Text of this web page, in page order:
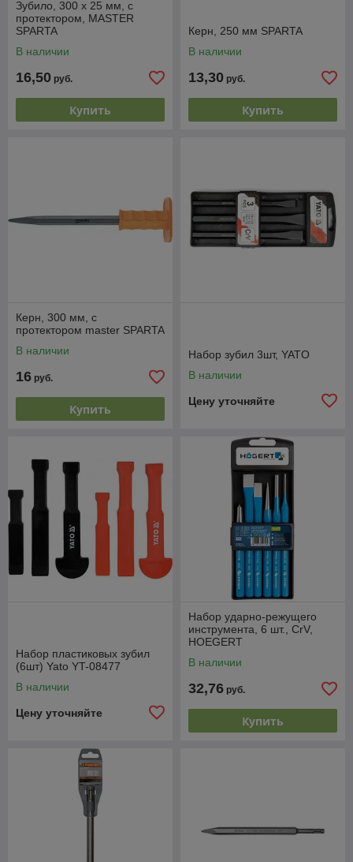
Зубило, 300 х 25 мм, с
протектором, MASTER
SPARTA
В наличии
16,50 руб.
Купить
Керн, 250 мм SPARTA
В наличии
13,30 руб.
Купить
Керн, 300 мм, с
протектором master SPARTA
В наличии
16 руб.
Купить
Набор зубил 3шт, YATO
В наличии
Цену уточняйте
Набор пластиковых зубил
(6шт) Yato YT-08477
В наличии
Цену уточняйте
Набор ударно-режущего
инструмента, 6 шт., CrV,
HOEGERT
В наличии
32,76 руб.
Купить